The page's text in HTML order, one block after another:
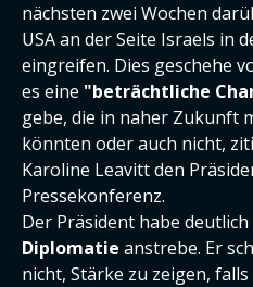
nächsten zwei Wochen
USA an der Seite Israels in
eingreifen. Dies geschehe
es eine "beträchtliche
gebe, die in naher Zukunft
könnten oder auch nicht,
Karoline Leavitt den
Pressekonferenz.
Der Präsident habe
Diplomatie anstrebe. Er
nicht, Stärke zu zeigen,